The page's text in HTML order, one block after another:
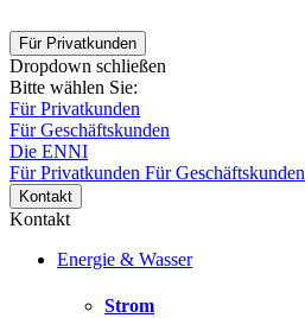
Für Privatkunden
Dropdown schließen
Bitte wählen Sie:
Für Privatkunden
Für Geschäftskunden
Die ENNI
Für Privatkunden Für Geschäftskunden
Kontakt
Kontakt
Energie & Wasser
Strom